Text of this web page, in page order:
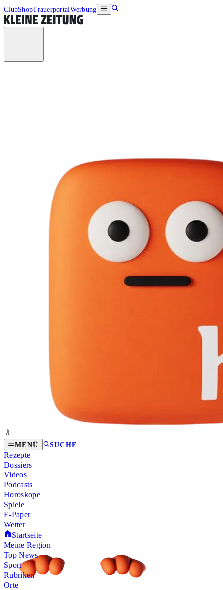
ClubShopTrauerportalWerbung
MENÜ SUCHE
Rezepte
Dossiers
Videos
Podcasts
Horoskope
Spiele
E-Paper
Wetter
Startseite
Meine Region
Top News
Sport
Rubriken
Orte